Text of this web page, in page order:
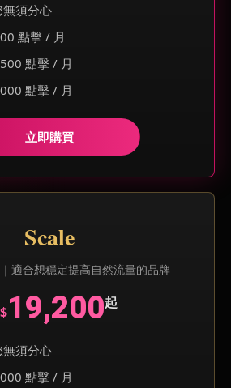
須分心
點擊 / 月
點擊 / 月
點擊 / 月
立即購買
Scale
適合想穩定提高自然流量的品牌
19,200起
須分心
點擊 / 月